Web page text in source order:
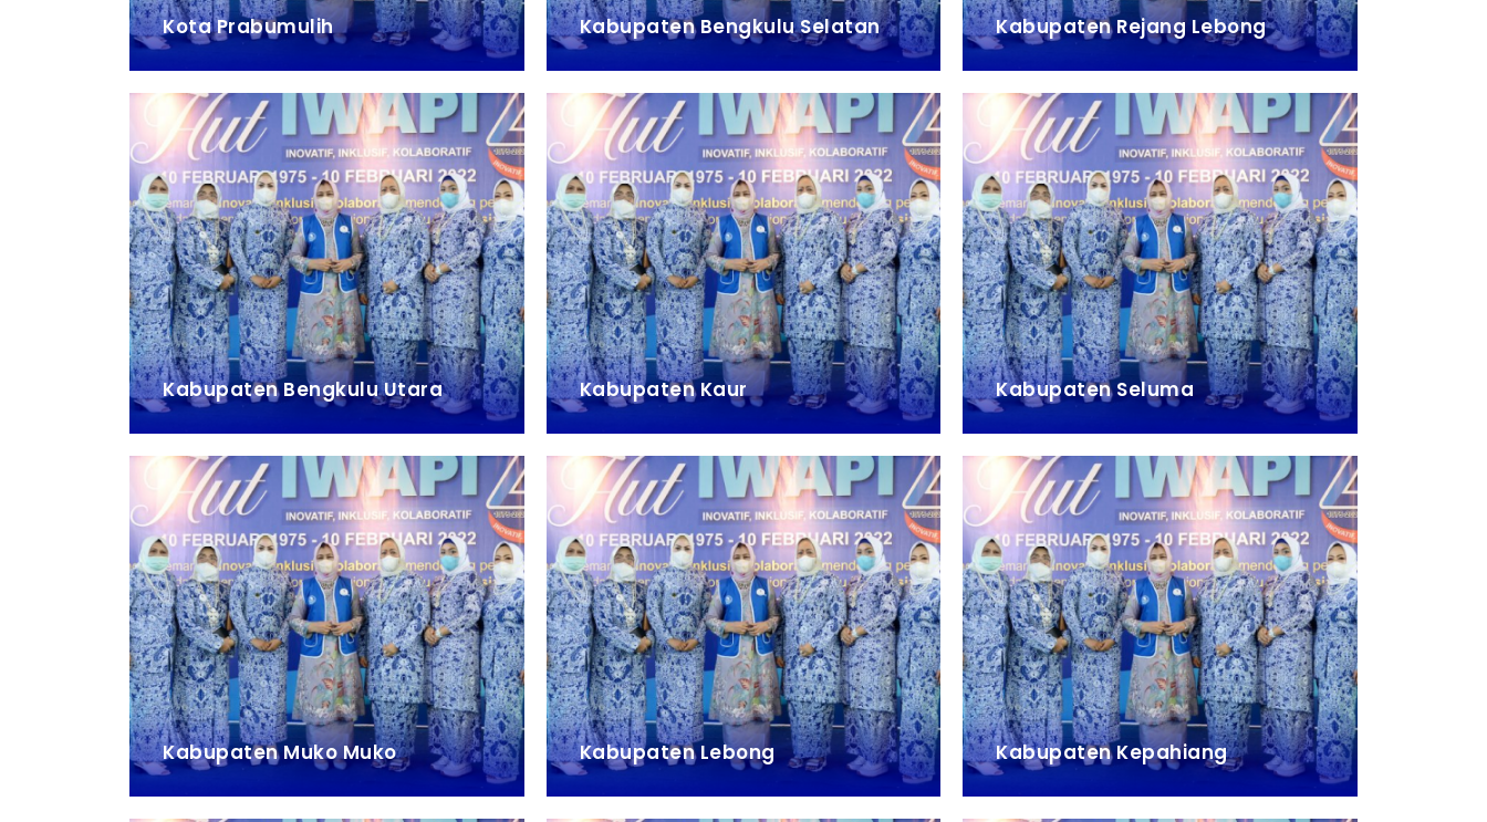
Kota Prabumulih Kabupaten Bengkulu Selatan Kabupaten Rejang Lebong
Kabupaten Bengkulu Utara Kabupaten Kaur Kabupaten Seluma
Kabupaten Muko Muko Kabupaten Lebong Kabupaten Kepahiang